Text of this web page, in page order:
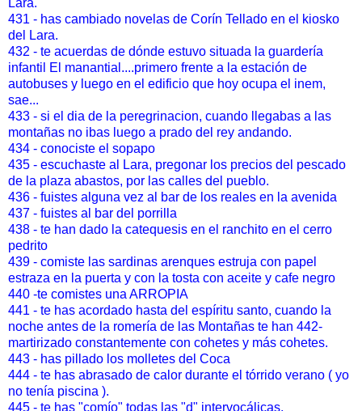
Lara.
431 - has cambiado novelas de Corín Tellado en el kiosko
del Lara.
432 - te acuerdas de dónde estuvo situada la guardería
infantil El manantial....primero frente a la estación de
autobuses y luego en el edificio que hoy ocupa el inem,
sae...
433 - si el dia de la peregrinacion, cuando llegabas a las
montañas no ibas luego a prado del rey andando.
434 - conociste el sopapo
435 - escuchaste al Lara, pregonar los precios del pescado
de la plaza abastos, por las calles del pueblo.
436 - fuistes alguna vez al bar de los reales en la avenida
437 - fuistes al bar del porrilla
438 - te han dado la catequesis en el ranchito en el cerro
pedrito
439 - comiste las sardinas arenques estruja con papel
estraza en la puerta y con la tosta con aceite y cafe negro
440 -te comistes una ARROPIA
441 - te has acordado hasta del espíritu santo, cuando la
noche antes de la romería de las Montañas te han 442-
martirizado constantemente con cohetes y más cohetes.
443 - has pillado los molletes del Coca
444 - te has abrasado de calor durante el tórrido verano ( yo
no tenía piscina ).
445 - te has "comío" todas las "d" intervocálicas.